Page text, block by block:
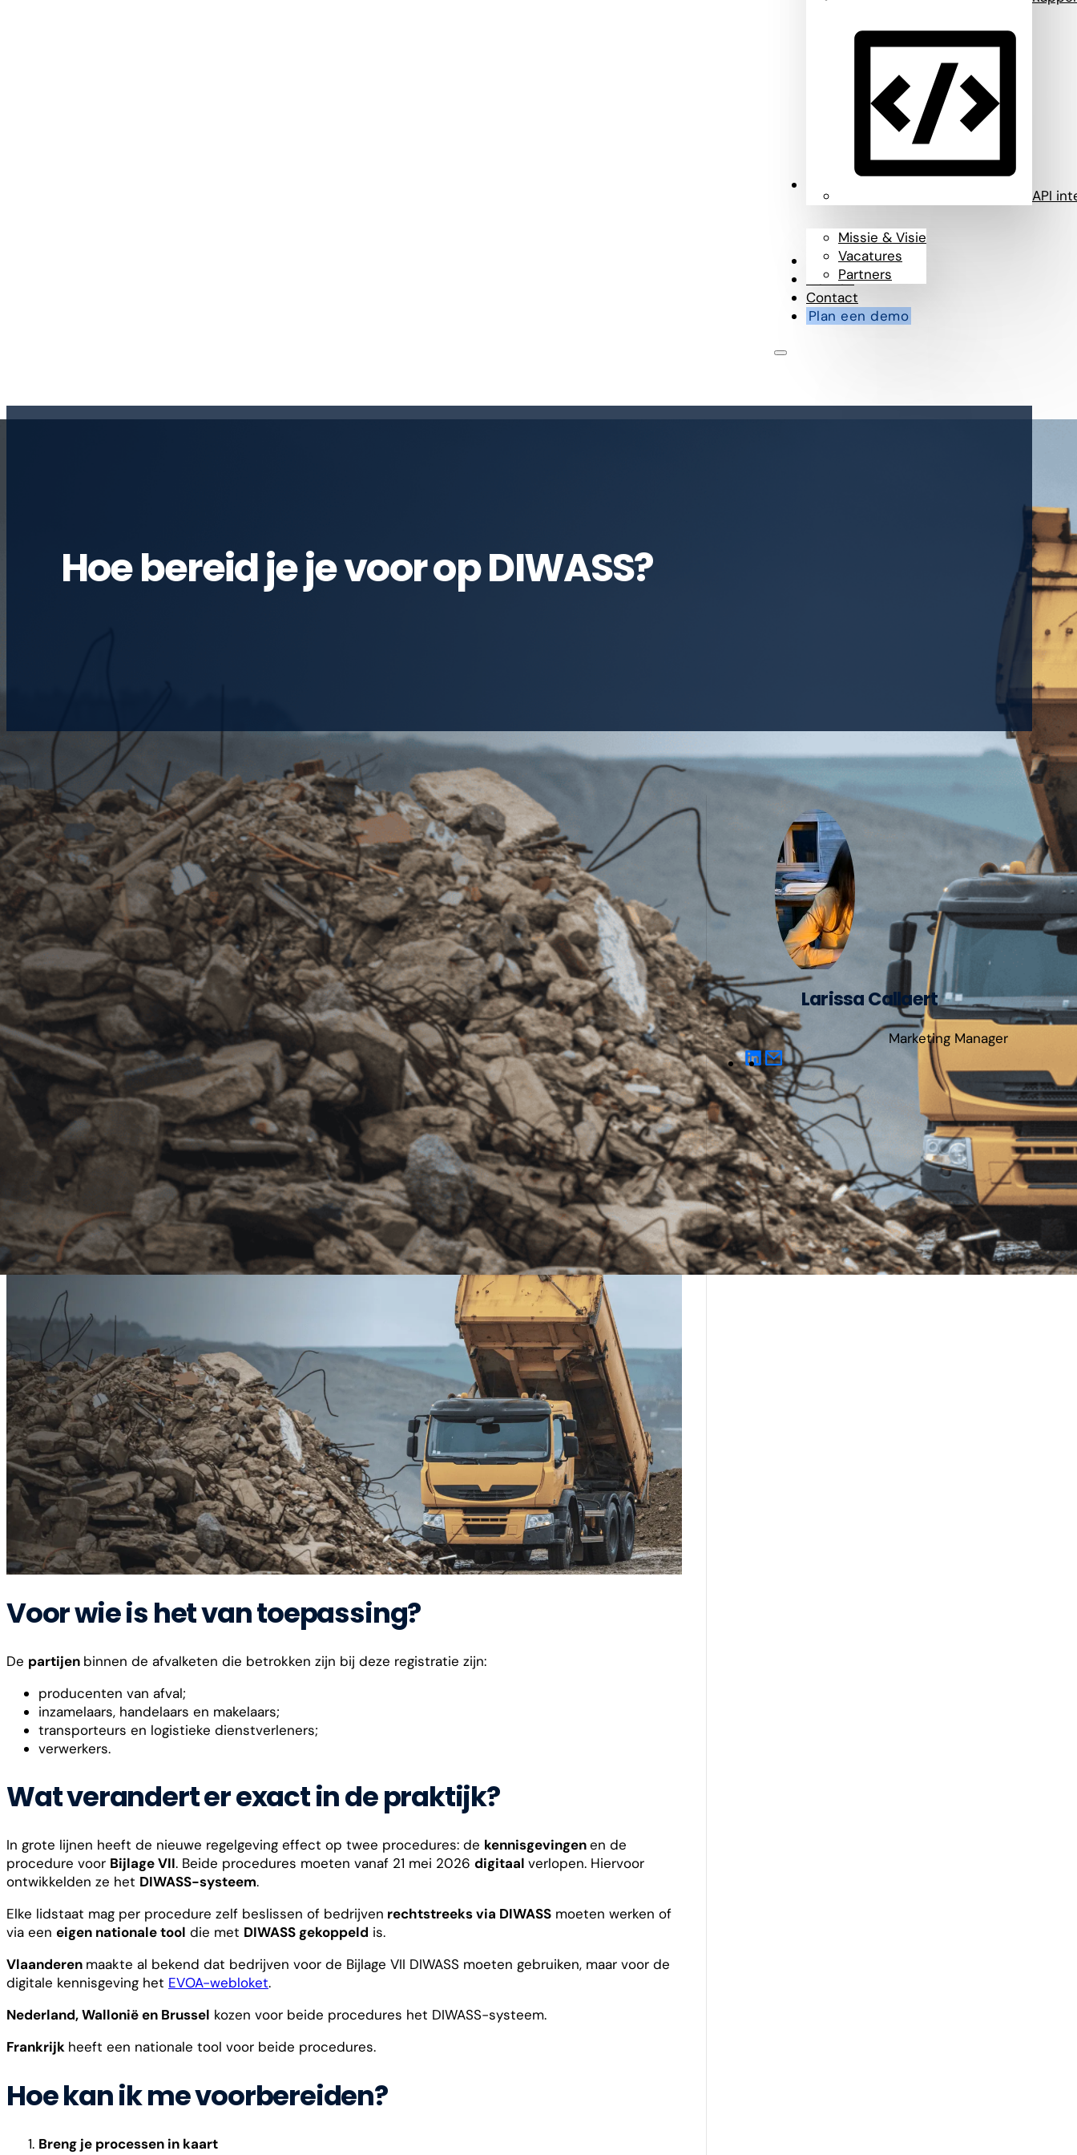
API
Missie & Visie
Vacatures
Partners
Blog
Klanten
Contact
Plan een demo
Hoe bereid je je voor op DIWASS?
Update april 2026
18/02/2026
Vanaf 21 mei 2026 wordt DIWASS verplicht bij grensoverschrijdend afvaltransport in de EU. In een eerder
artikel
gingen we al dieper in op DIWASS en wat het precies inhoudt. Maar hoe bereid je je het best voor
op de aankomende regelgeving? En wat verandert er exact voor jou?
Wat is DIWASS?
DIWASS(digital waste tracking system) is hetcentraal Europees systeemvoor deregistratie van
afvaltransporten.
De
digitale registratiegeldt voor elkgrensoverschrijdend afvaltransport, zowel voor:
Groene lijst afvalstoffen (Bijlage VII)
Oranje lijst afvalstoffen (Bijlage IB)
Transporten die zich uitsluitend
op het grondgebied van één van de lidstatenbevinden moetenniet
gemeld worden via DIWASS . Deze volgen de specifieke lokale wetgeving.
Voor wie is het van toepassing?
De partijen binnen de afvalketen die betrokken zijn bij deze registratie zijn:
producenten van afval;
inzamelaars, handelaars en makelaars;
transporteurs en logistieke dienstverleners;
verwerkers.
Wat verandert er exact in de praktijk?
In grote lijnen heeft de nieuwe regelgeving effect op twee procedures: de kennisgevingenen de
procedure voor Bijlage VII. Beide procedures moeten vanaf 21 mei 2026 digitaal verlopen. Hiervoor
ontwikkelden ze het DIWASS-systeem.
Elke lidstaat mag per procedure zelf beslissen of bedrijven rechtstreeks via DIWASS moeten werken of
via een eigen nationale tool die met DIWASS gekoppeld is.
Vlaanderen maakte al bekend dat bedrijven voor de Bijlage VII DIWASS moeten gebruiken, maar voor de
digitale kennisgeving het EVOA-webloket.
Nederland, Wallonië en Brussel kozen voor beide procedures het DIWASS-systeem.
Frankrijk heeft een nationale tool voor beide procedures.
Hoe kan ik me voorbereiden?
Breng je processen in kaart
Larissa Callaert
Marketing Manager